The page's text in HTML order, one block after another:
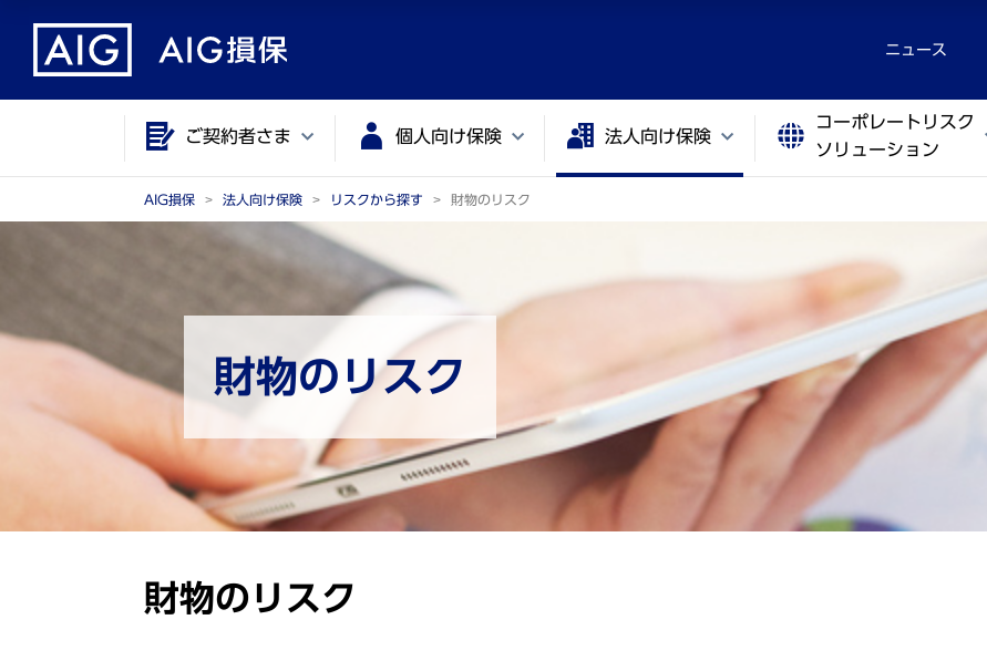
ニュース
ご契約者さま 個人向け保険 法人向け保険
コーポレートリスク
ソリューション
AIG損保 法人向け保険 リスクから探す 財物のリスク
財物のリスク
財物のリスク